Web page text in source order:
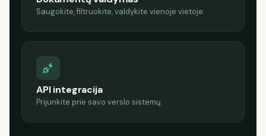
Saugokite, filtruokite, valdykite vienoje vietoje.
API integracija
Prijunkite prie savo verslo sistemų.